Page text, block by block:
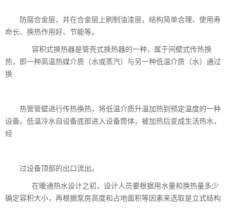
防腐合金层，并在合金层上刷制油漆层，结构简单合理、使用寿
命长、换热作用好、节能等。
容积式换热器是管壳式换热器的一种，属于间壁式传热换
热，即一种高温热媒介质（水或蒸汽）与另一种低温介质（水）通过
换
热管管壁进行传热换热，将低温介质升温加热到预定温度的一种
设备。低温冷水自设备底部进入设备筒体，被加热后变成生活热水，
经
过设备顶部的出口流出。
在暖通热水设计之初，设计人员要根据用水量和换热量多少
确定容积大小，再根据泵房高度和占地面积等因素来选取是立式结构